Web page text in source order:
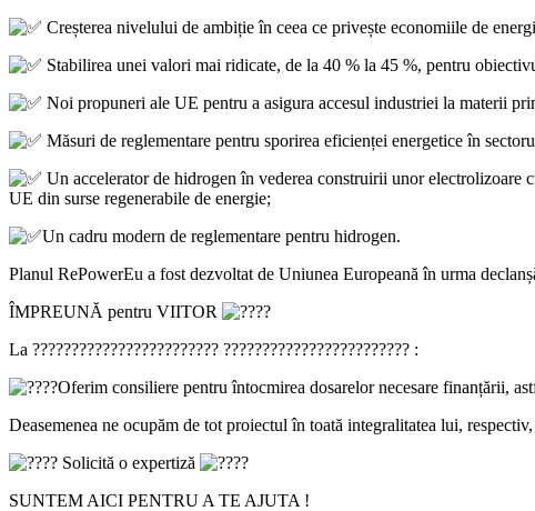
Creșterea nivelului de ambiție în ceea ce privește economiile de
Stabilirea unei valori mai ridicate, de la 40 % la 45 %, pentru
Noi propuneri ale UE pentru a asigura accesul industriei la materii
Măsuri de reglementare pentru sporirea eficienței energetice în
Un accelerator de hidrogen în vederea construirii unor electrolizoare
UE din surse regenerabile de energie;
Un cadru modern de reglementare pentru hidrogen.
Planul RePowerEu a fost dezvoltat de Uniunea Europeană în urma
ÎMPREUNĂ pentru VIITOR
La ???????????????????????? ???????????????????????? :
Oferim consiliere pentru întocmirea dosarelor necesare finanțării,
Deasemenea ne ocupăm de tot proiectul în toată integralitatea lui,
Solicită o expertiză
SUNTEM AICI PENTRU A TE AJUTA !